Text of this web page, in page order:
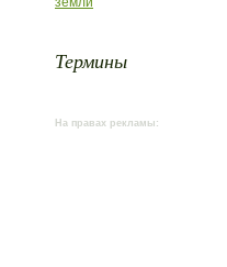
Термины
На правах рекламы: